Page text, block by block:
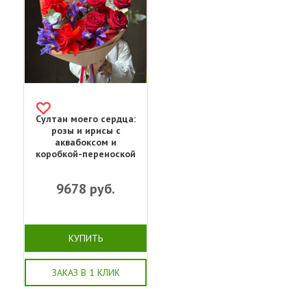
Султан моего сердца:
розы и ирисы с
аквабоксом и
коробкой-переноской
9678 руб.
КУПИТЬ
ЗАКАЗ В 1 КЛИК